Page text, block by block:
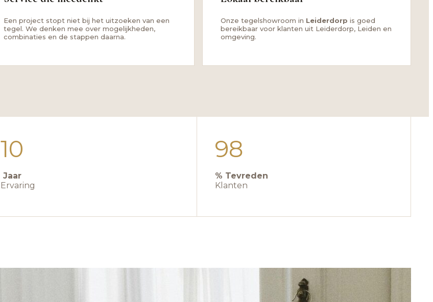
Een project stopt niet bij het uitzoeken van een
tegel. We denken mee over mogelijkheden,
combinaties en de stappen daarna.
Onze tegelshowroom in Leiderdorp is goed
bereikbaar voor klanten uit Leiderdorp, Leiden en
omgeving.
10
Jaar
Ervaring
98
% Tevreden
Klanten